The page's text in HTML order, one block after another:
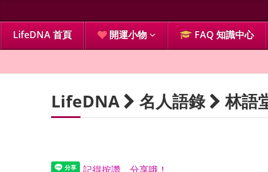
LifeDNA 首頁 開運小物 FAQ 知識中心
LifeDNA 名人語錄 林語